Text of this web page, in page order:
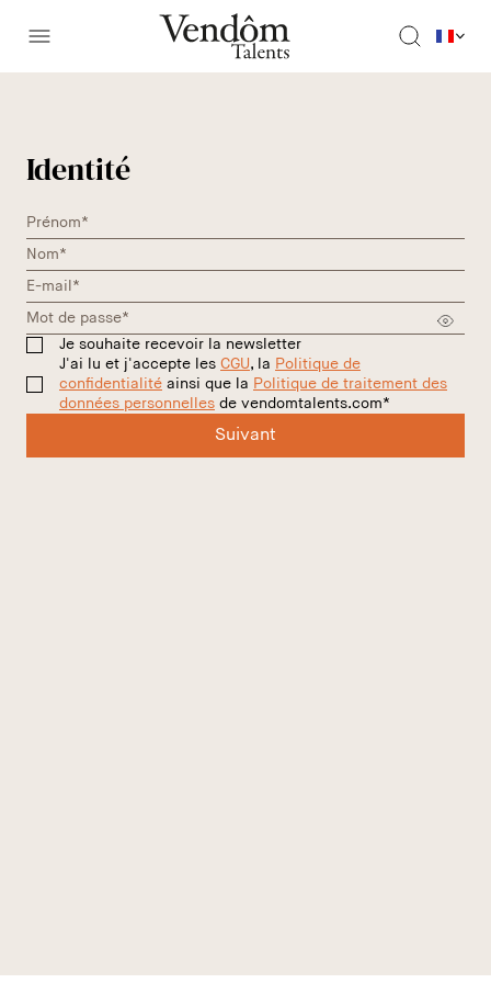
Identité
Je souhaite recevoir la newsletter
J'ai lu et j'accepte les CGU, la Politique de
confidentialité ainsi que la Politique de traitement des
données personnelles de vendomtalents.com*
Suivant